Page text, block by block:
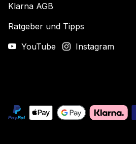
Klarna AGB
Ratgeber und Tipps
YouTube
Instagram